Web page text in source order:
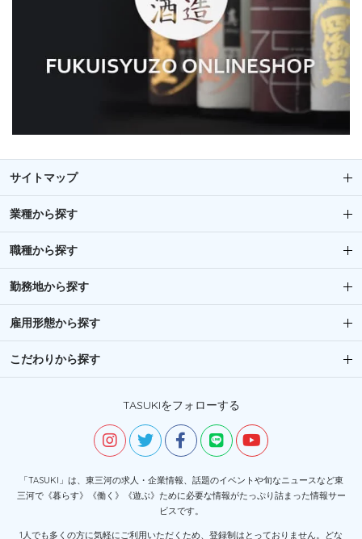
サイトマップ
業種から探す
職種から探す
勤務地から探す
雇用形態から探す
こだわりから探す
TASUKIをフォローする
「TASUKI」は、東三河の求人・企業情報、話題のイベントや旬なニュースなど東
三河で《暮らす》《働く》《遊ぶ》ために必要な情報がたっぷり詰まった情報サー
ビスです。
1人でも多くの方に気軽にご利用いただくため、登録制はとっておりません。どな